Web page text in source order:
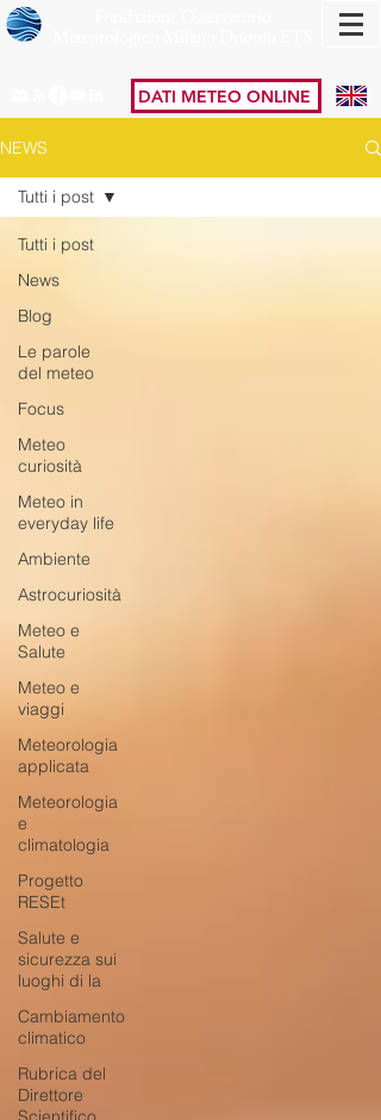
DATI METEO ONLINE
NEWS
Tutti i post
News
Blog
Le parole
del meteo
Focus
Meteo
curiosità
Meteo in
everyday life
Ambiente
Astrocuriosità
Meteo e
Salute
Meteo e
viaggi
Meteorologia
applicata
Meteorologia
e
climatologia
Progetto
RESEt
Salute e
sicurezza sui
luoghi di la
Cambiamento
climatico
Rubrica del
Direttore
Tutti i post